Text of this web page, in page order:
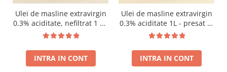
Ulei de masline extravirgin
0.3% aciditate, nefiltrat 1 L -
presat la rece RECOLTA
INTRA IN CONT
Ulei de masline extravirgin
0.3% aciditate 1L - presat la
rece RECOLTA NOUA
INTRA IN CONT